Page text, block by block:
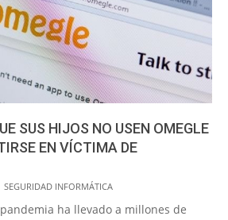
SUS HIJOS NO USEN OMEGLE
EN VÍCTIMA DE
SEGURIDAD INFORMÁTICA
ha llevado a millones de